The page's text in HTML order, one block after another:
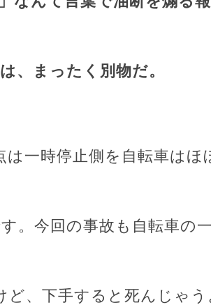
、まったく別物だ。
一時停止側を自転車はほ
。今回の事故も自転車の
、下手すると死んじゃう